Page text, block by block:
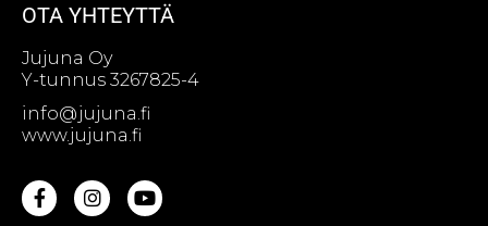
OTA YHTEYTTÄ
Jujuna Oy
Y-tunnus 3267825-4
info@jujuna.fi
www.jujuna.fi